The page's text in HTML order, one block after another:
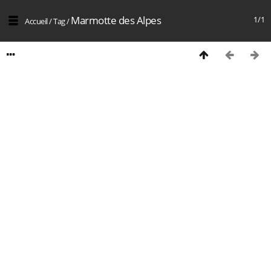
1/1
Accueil/Tag/Marmotte des Alpes